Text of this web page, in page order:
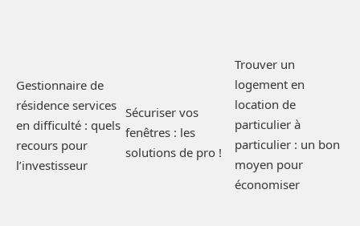
Gestionnaire de
résidence services
en difficulté : quels
recours pour
l’investisseur
Sécuriser vos
fenêtres : les
solutions de pro !
Trouver un
logement en
location de
particulier à
particulier : un bon
moyen pour
économiser